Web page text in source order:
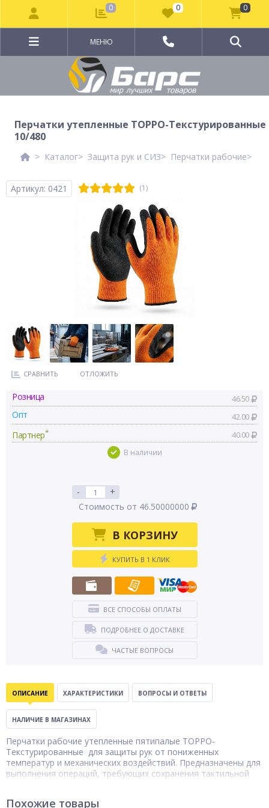
МЕНЮ
Перчатки утепленные ТОРРО-Текстурированные
10/480
Каталог Защита рук и СИЗ Перчатки рабочие
Артикул: 0421 (1)
СРАВНИТЬ ОТЛОЖИТЬ
Розница 46.50
Опт 42.00
Партнер* 40.00
В наличии
-
+
Стоимость от 46.50000000
В КОРЗИНУ
КУПИТЬ В 1 КЛИК
ВСЕ СПОСОБЫ ОПЛАТЫ
ПОДРОБНЕЕ О ДОСТАВКЕ
ЧАСТЫЕ ВОПРОСЫ
ОПИСАНИЕ ХАРАКТЕРИСТИКИ ВОПРОСЫ И ОТВЕТЫ
НАЛИЧИЕ В МАГАЗИНАХ
Перчатки рабочие утепленные пятипалые ТОРРО-
Текстурированные для защиты рук от пониженных
температур и механических воздействий. Предназначены для
выполнения операций, требующих сохранения тактильной
Похожие товары
0 0 0